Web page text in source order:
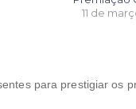
11 de
para prestigiar os